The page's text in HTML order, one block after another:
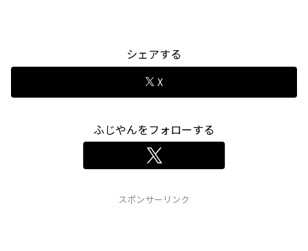
シェアする
X
ふじやんをフォローする
スポンサーリンク